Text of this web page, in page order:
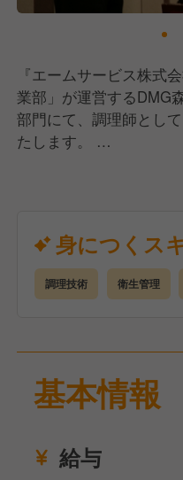
企業内学校「わたしア
対面を組み合わせた充
す。
メニュープランや基礎
ルの学びを提供してお
特に管理栄養士取得支
な料理を扱うからこそ
る環境があります。
メニュープランニング
『エームサービス株式
業部」が運営するDMG
部門にて、調理師とし
たします。
【業務内容】
仕込みから調理、盛り
今までの経験を活かし
身につくス
調理技術 衛生管理
基本情報
給与